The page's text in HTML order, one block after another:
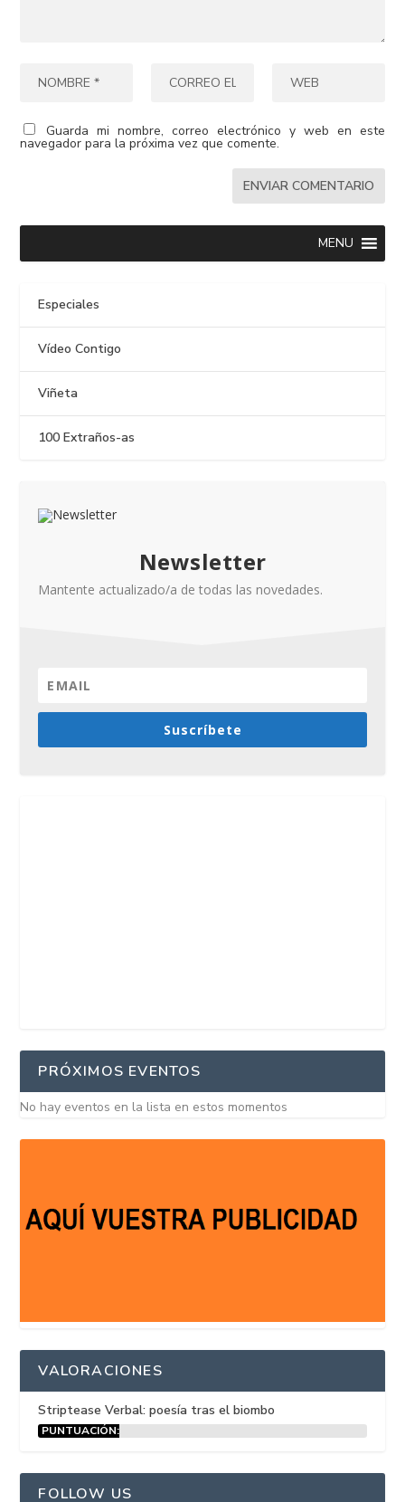
Guarda mi nombre, correo electrónico y web en este
navegador para la próxima vez que comente.
MENU
Especiales
Vídeo Contigo
Viñeta
100 Extraños-as
Newsletter
Mantente actualizado/a de todas las novedades.
Suscríbete
PRÓXIMOS EVENTOS
No hay eventos en la lista en estos momentos
VALORACIONES
Striptease Verbal: poesía tras el biombo
PUNTUACIÓN:
FOLLOW US